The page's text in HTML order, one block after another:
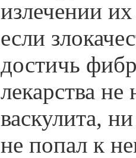
излечении
если
достичь
лекарства
васкулита,
не попал к